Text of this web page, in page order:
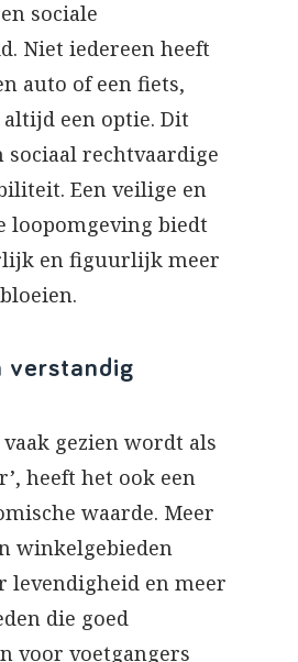
sociale
Niet iedereen heeft
auto of een fiets,
een optie. Dit
sociaal rechtvaardige
Een veilige en
loopomgeving biedt
en figuurlijk meer
verstandig
gezien wordt als
heeft het ook een
waarde. Meer
winkelgebieden
levendigheid en meer
die goed
voor voetgangers